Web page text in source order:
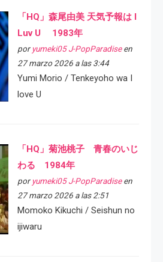
「HQ」森尾由美 天気予報は I
Luv U 1983年
por yumeki05 J-PopParadiseen
27 marzo 2026 a las 3:44
Yumi Morio / Tenkeyoho wa I
love U
「HQ」菊池桃子 青春のいじ
わる 1984年
por yumeki05 J-PopParadiseen
27 marzo 2026 a las 2:51
Momoko Kikuchi / Seishun no
ijiwaru